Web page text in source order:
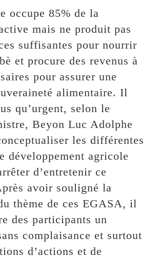
occupe 85% de la
mais ne produit pas
suffisantes pour nourrir
et procure des revenus à
pour assurer une
alimentaire. Il
qu’urgent, selon le
Beyon Luc Adolphe
les différentes
développement agricole
d’entretenir ce
avoir souligné la
thème de ces EGASA, il
des participants un
complaisance et surtout
d’actions et de